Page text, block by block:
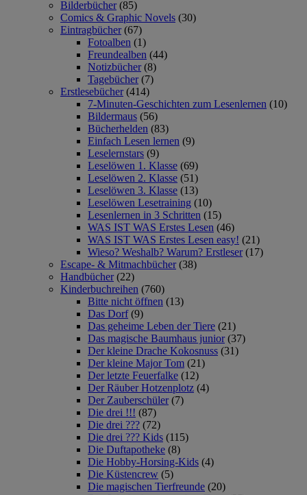
Bilderbücher (85)
Comics & Graphic Novels (30)
Eintragbücher (67)
Fotoalben (1)
Freundealben (44)
Notizbücher (8)
Tagebücher (7)
Erstlesebücher (414)
7-Minuten-Geschichten zum Lesenlernen (10)
Bildermaus (56)
Bücherhelden (83)
Einfach Lesen lernen (9)
Leselernstars (9)
Leselöwen 1. Klasse (69)
Leselöwen 2. Klasse (51)
Leselöwen 3. Klasse (13)
Leselöwen Lesetraining (10)
Lesenlernen in 3 Schritten (15)
WAS IST WAS Erstes Lesen (46)
WAS IST WAS Erstes Lesen easy! (21)
Wieso? Weshalb? Warum? Erstleser (17)
Escape- & Mitmachbücher (38)
Handbücher (22)
Kinderbuchreihen (760)
Bitte nicht öffnen (13)
Das Dorf (9)
Das geheime Leben der Tiere (21)
Das magische Baumhaus junior (37)
Der kleine Drache Kokosnuss (31)
Der kleine Major Tom (21)
Der letzte Feuerfalke (12)
Der Räuber Hotzenplotz (4)
Der Zauberschüler (7)
Die drei !!! (87)
Die drei ??? (72)
Die drei ??? Kids (115)
Die Duftapotheke (8)
Die Hobby-Horsing-Kids (4)
Die Küstencrew (5)
Die magischen Tierfreunde (20)